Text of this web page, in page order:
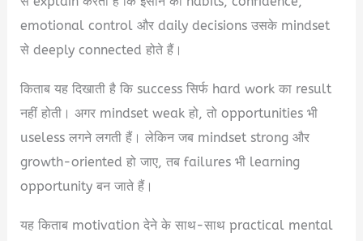
emotional control और daily decisions उसके mindset
से deeply connected होते हैं।
किताब यह दिखाती है कि success सिर्फ hard work का result
नहीं होती। अगर mindset weak हो, तो opportunities भी
useless लगने लगती हैं। लेकिन जब mindset strong और
growth-oriented हो जाए, तब failures भी learning
opportunity बन जाते हैं।
यह किताब motivation देने के साथ-साथ practical mental